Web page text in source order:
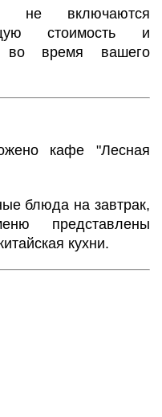
не включаются
стоимость и
во время вашего
кафе "Лесная
блюда на завтрак,
представлены
кухни.